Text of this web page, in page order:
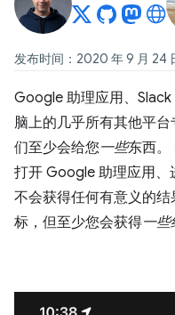
发布时间：2020 年 9 月 24
Google 助理应用、
脑上的几乎所有其他平
们至少会给您一些东西。
打开 Google 助理应用、
不会获得任何有意义的
标，但至少您会获得一些